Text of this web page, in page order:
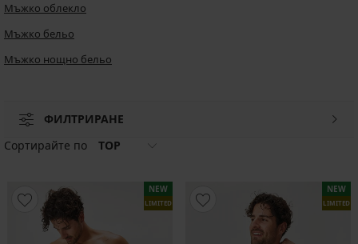
Мъжко облекло
Мъжко бельо
Мъжко нощно бельо
ФИЛТРИРАНЕ
Сортирайте по
TOP
NEW
LIMITED
NEW
LIMITED